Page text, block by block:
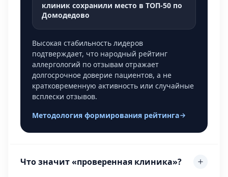
клиник сохранили место в ТОП-50 по
Домодедово
Высокая стабильность лидеров
подтверждает, что народный рейтинг
аллергологий по отзывам отражает
долгосрочное доверие пациентов, а не
кратковременную активность или случайные
всплески отзывов.
Методология формирования рейтинга
Что значит «проверенная клиника»?